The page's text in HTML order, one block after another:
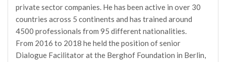
private sector companies. He has been active in over 30
countries across 5 continents and has trained around
4500 professionals from 95 different nationalities.
From 2016 to 2018 he held the position of senior
Dialogue Facilitator at the Berghof Foundation in Berlin,